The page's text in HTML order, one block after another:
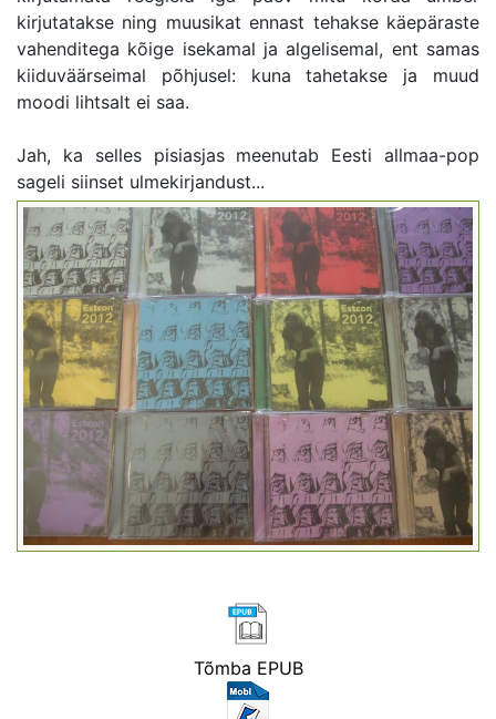
kirjutatakse ning muusikat ennast tehakse käepäraste
vahenditega kõige isekamal ja algelisemal, ent samas
kiiduväärseimal põhjusel: kuna tahetakse ja muud
moodi lihtsalt ei saa.
Jah, ka selles pisiasjas meenutab Eesti allmaa-pop
sageli siinset ulmekirjandust...
Tõmba EPUB